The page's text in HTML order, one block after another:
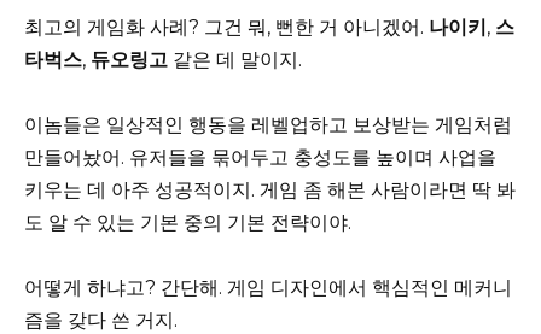
최고의 게임화 사례? 그건 뭐, 뻔한 거 아니겠어. 나이키, 스
타벅스, 듀오링고 같은 데 말이지.
이놈들은 일상적인 행동을 레벨업하고 보상받는 게임처럼
만들어놨어. 유저들을 묶어두고 충성도를 높이며 사업을
키우는 데 아주 성공적이지. 게임 좀 해본 사람이라면 딱 봐
도 알 수 있는 기본 중의 기본 전략이야.
어떻게 하냐고? 간단해. 게임 디자인에서 핵심적인 메커니
즘을 갖다 쓴 거지.